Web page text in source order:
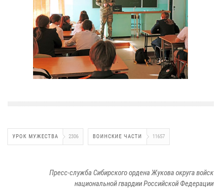
УРОК МУЖЕСТВА 2306 ВОИНСКИЕ ЧАСТИ 11657
Пресс-служба Сибирского ордена Жукова округа войск
национальной гвардии Российской Федерации